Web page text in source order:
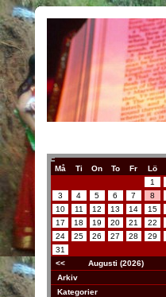
Må Ti On To Fr Lö
1
3
4 5 6 7 8
10
11 12 13 14 15
17
18 19 20 21 22
24
25 26 27 28 29
31
<<
Augusti (2026)
Arkiv
Kategorier